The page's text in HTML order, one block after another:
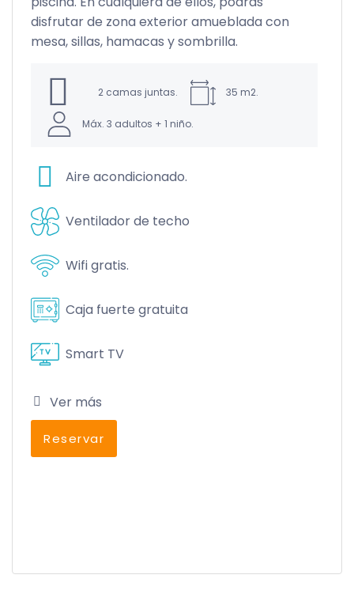
disfrutar de zona exterior amueblada con
mesa, sillas, hamacas y sombrilla.
2 camas juntas. 35 m2.
Máx. 3 adultos + 1 niño.
Aire acondicionado.
Ventilador de techo
Wifi gratis.
Caja fuerte gratuita
Smart TV
Ver más
Reservar